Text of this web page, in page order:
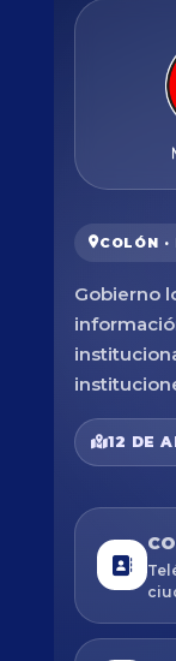
COLÓN ·
Gobierno
12 DE